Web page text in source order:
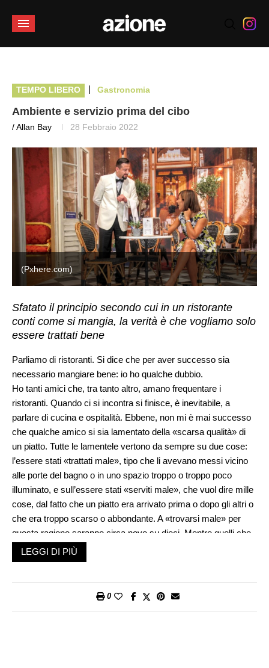
TEMPO LIBERO | Gastronomia
Ambiente e servizio prima del cibo
/ Allan Bay 28 Febbraio 2022
(Pxhere.com)
Sfatato il principio secondo cui in un ristorante
conti come si mangia, la verità è che vogliamo solo
essere trattati bene
Parliamo di ristoranti. Si dice che per aver successo sia
necessario mangiare bene: io ho qualche dubbio.
Ho tanti amici che, tra tanto altro, amano frequentare i
ristoranti. Quando ci si incontra si finisce, è inevitabile, a
parlare di cucina e ospitalità. Ebbene, non mi è mai successo
che qualche amico si sia lamentato della «scarsa qualità» di
un piatto. Tutte le lamentele vertono da sempre su due cose:
l’essere stati «trattati male», tipo che li avevano messi vicino
alle porte del bagno o in uno spazio troppo o troppo poco
illuminato, e sull’essere stati «serviti male», che vuol dire mille
cose, dal fatto che un piatto era arrivato prima o dopo gli altri o
che era troppo scarso o abbondante. A «trovarsi male» per
questa ragione saranno circa nove su dieci. Mentre quelli che
si dichiarano contenti, alla domanda circa il perché, la risposta
che mi danno è, come è sempre stata: «Perché mi hanno
Quindi da sempre, quando mi rivolgo a un target «alto», ovvero
LEGGI DI PIÙ
0